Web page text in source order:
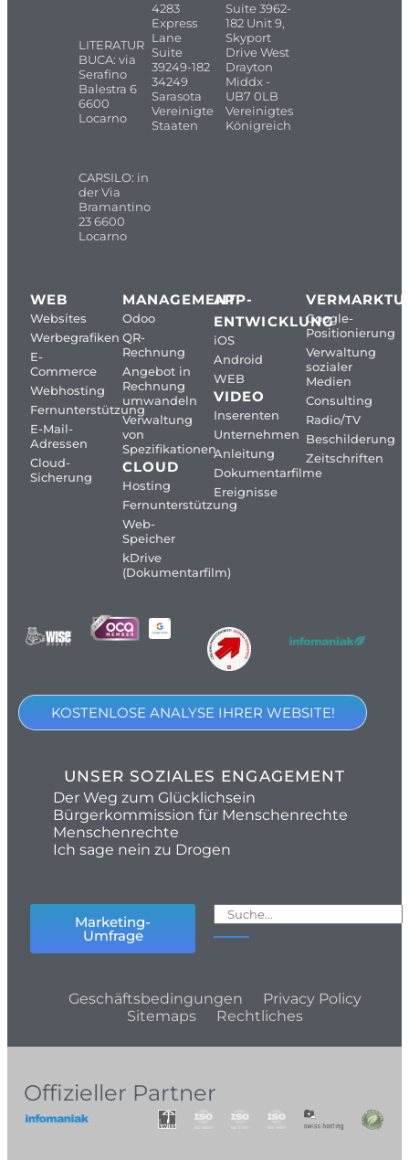
LITERATUR
BUCA: via
Serafino
Balestra 6
6600
Locarno
CARSILO: in
der Via
Bramantino
23 6600
Locarno
4283
Express
Lane
Suite
39249-182
34249
Sarasota
Vereinigte
Staaten
Suite 3962-
182 Unit 9,
Skyport
Drive West
Drayton
Middx -
UB7 0LB
Vereinigtes
Königreich
WEB
Websites
Werbegrafiken
E-
Commerce
Webhosting
Fernunterstützung
E-Mail-
Adressen
Cloud-
Sicherung
MANAGEMENT
Odoo
QR-
Rechnung
Angebot in
Rechnung
umwandeln
Verwaltung
von
Spezifikationen
CLOUD
Hosting
Fernunterstützung
Web-
Speicher
kDrive
(Dokumentarfilm)
APP-
ENTWICKLUNG
iOS
Android
WEB
VIDEO
Inserenten
Unternehmen
Anleitung
Dokumentarfilme
Ereignisse
Google-
Positionierung
Verwaltung
sozialer
Medien
Consulting
Radio/TV
Beschilderung
Zeitschriften
KOSTENLOSE ANALYSE IHRER WEBSITE!
UNSER SOZIALES ENGAGEMENT
Der Weg zum Glücklichsein
Bürgerkommission für Menschenrechte
Menschenrechte
Ich sage nein zu Drogen
Marketing-
Umfrage
Geschäftsbedingungen
Privacy Policy
Sitemaps
Rechtliches
Offizieller Partner